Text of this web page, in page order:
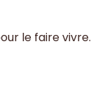
le faire vivre.